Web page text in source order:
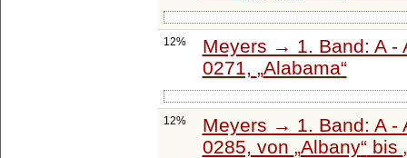
12%
Meyers → 1. Band: A -
0271,
Alabama
12%
Meyers → 1. Band: A -
0285, von Albany bis